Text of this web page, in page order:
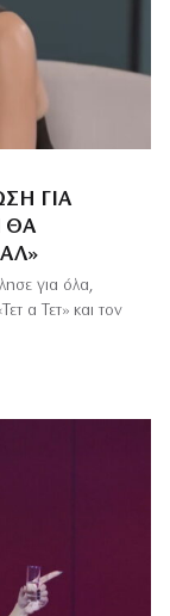
ΓΙΑ
ΘΑ
για όλα,
α Τετ» και τον